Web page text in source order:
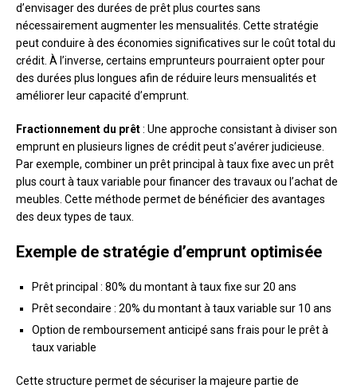
d’envisager des durées de prêt plus courtes sans
nécessairement augmenter les mensualités. Cette stratégie
peut conduire à des économies significatives sur le coût total du
crédit. À l’inverse, certains emprunteurs pourraient opter pour
des durées plus longues afin de réduire leurs mensualités et
améliorer leur capacité d’emprunt.
Fractionnement du prêt: Une approche consistant à diviser son
emprunt en plusieurs lignes de crédit peut s’avérer judicieuse.
Par exemple, combiner un prêt principal à taux fixe avec un prêt
plus court à taux variable pour financer des travaux ou l’achat de
meubles. Cette méthode permet de bénéficier des avantages
des deux types de taux.
Exemple de stratégie d’emprunt optimisée
Prêt principal : 80% du montant à taux fixe sur 20 ans
Prêt secondaire : 20% du montant à taux variable sur 10 ans
Option de remboursement anticipé sans frais pour le prêt à
taux variable
Cette structure permet de sécuriser la majeure partie de